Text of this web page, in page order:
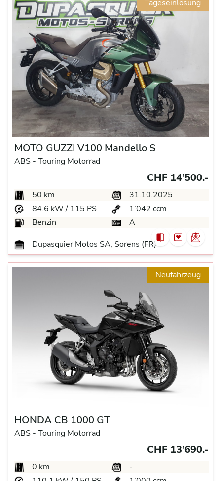
Tageseinlösung
MOTO GUZZI V100 Mandello S
ABS - Touring Motorrad
CHF 14’500.-
50 km
31.10.2025
84.6 kW / 115 PS
1’042 ccm
Benzin
A
Dupasquier Motos SA, Sorens (FR)
Neufahrzeug
HONDA CB 1000 GT
ABS - Touring Motorrad
CHF 13’690.-
0 km
-